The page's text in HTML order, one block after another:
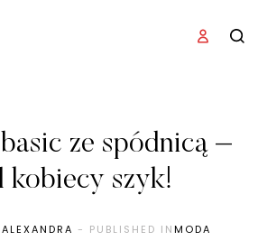
ze spódnicą –
kobiecy szyk!
ALEXANDRA - PUBLISHED INMODA